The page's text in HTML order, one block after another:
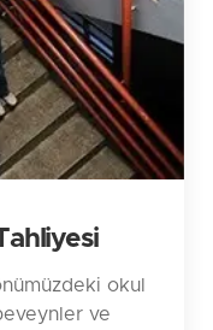
okul
ve